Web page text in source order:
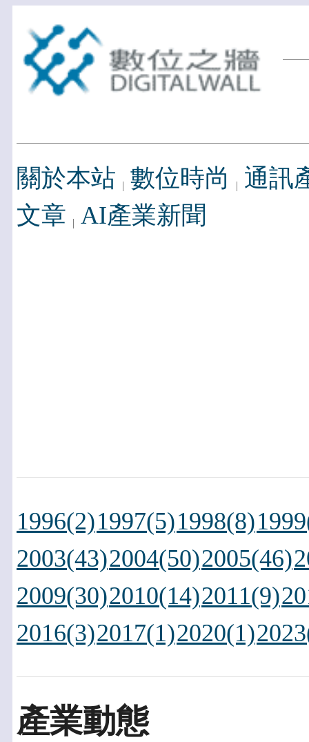
關於本站 數位時尚
通訊
文章 AI產業新聞
1996(2)1997(5)1998(8)
2003(43)2004(50)2005(46)
2009(30)2010(14)2011(9)
2016(3)2017(1)2020(1)
產業動態